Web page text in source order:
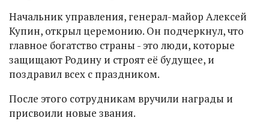
Начальник управления, генерал-майор Алексей
Купин, открыл церемонию. Он подчеркнул, что
главное богатство страны - это люди, которые
защищают Родину и строят её будущее, и
поздравил всех с праздником.
После этого сотрудникам вручили награды и
присвоили новые звания.